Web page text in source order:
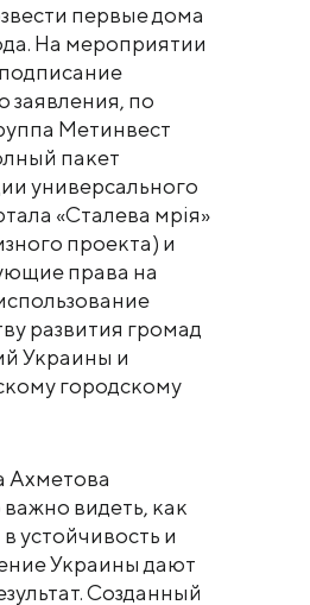
первые дома
На мероприятии
заявления, по
Метинвест
пакет
универсального
«Сталева мрія»
проекта) и
права на
развития громад
Украины и
городскому
Ахметова
видеть, как
устойчивость и
Украины дают
Созданный